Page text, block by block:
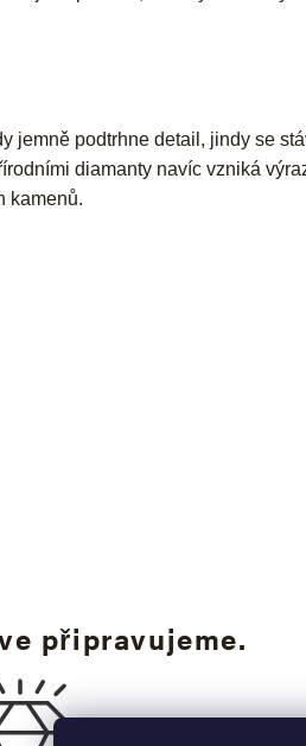
jemně podtrhne detail, jindy se
diamanty navíc vzniká
kamenů.
připravujeme.